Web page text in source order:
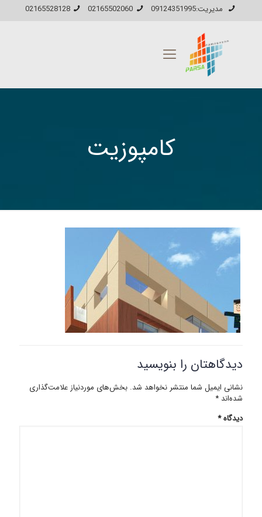
مدیریت:09124351995 02165502060
02165528128
کامپوزیت
دیدگاهتان را بنویسید
نشانی ایمیل شما منتشر نخواهد شد. بخش‌های موردنیاز علامت‌گذاری
شده‌اند *
دیدگاه*